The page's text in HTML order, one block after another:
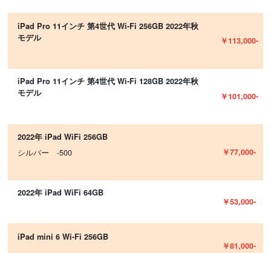
iPad Pro 11インチ 第4世代 Wi-Fi 256GB 2022年秋
モデル
￥113,000-
iPad Pro 11インチ 第4世代 Wi-Fi 128GB 2022年秋
モデル
￥101,000-
2022年 iPad WiFi 256GB
シルバー -500 ￥77,000-
2022年 iPad WiFi 64GB
￥53,000-
iPad mini 6 Wi-Fi 256GB
￥81,000-